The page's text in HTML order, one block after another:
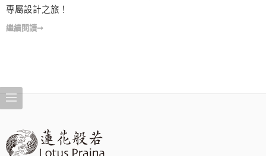
專屬設計之旅！
繼續閱讀➞